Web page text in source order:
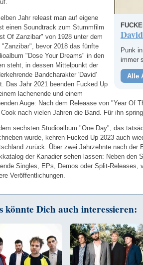
Punk
immer
Alle
Jahr releast man auf eigene
einen Soundtrack zum Stummfilm
Of Zanzibar" von 1928 unter dem
"Zanzibar", bevor 2018 das fünfte
"Dose Your Dreams" in den
steht, in dessen Mittelpunkt der
Bandcharakter 'David'
Das Jahr 2021 beenden Fucked Up
lachenende und einem
Auge: Nach dem Releaase von "Year Of
nach vielen Jahren die Band. Für ihn
sechsten Studioalbum "One Day", das
wurde, kehren Fucked Up 2023 auch
zurück. Über zwei Jahrzehnte nach der
der Kanadier sehen lassen: Neben den
Singles, EPs, Demos oder Split-Releases,
Veröffentlichungen.
könnte Dich auch interessieren: